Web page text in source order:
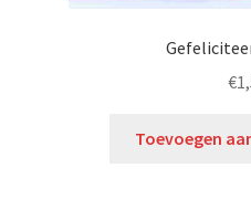
€
Toevoegen